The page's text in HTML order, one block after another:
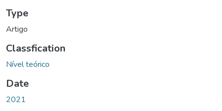
Type
Artigo
Classfication
Nível teórico
Date
2021